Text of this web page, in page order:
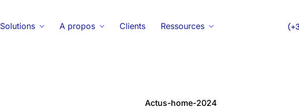
Solutions A propos Clients Ressources
Actus-home-2024